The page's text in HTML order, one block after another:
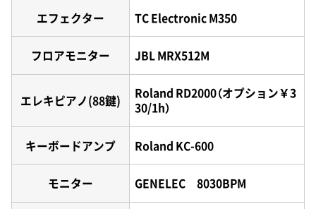
エフェクター TC Electronic M350
フロアモニター JBL MRX512M
エレキピアノ(88鍵)
Roland RD2000（オプション￥3
30/1h）
キーボードアンプ Roland KC-600
モニター GENELEC 8030BPM